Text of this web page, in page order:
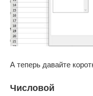
А теперь давайте
Числовой